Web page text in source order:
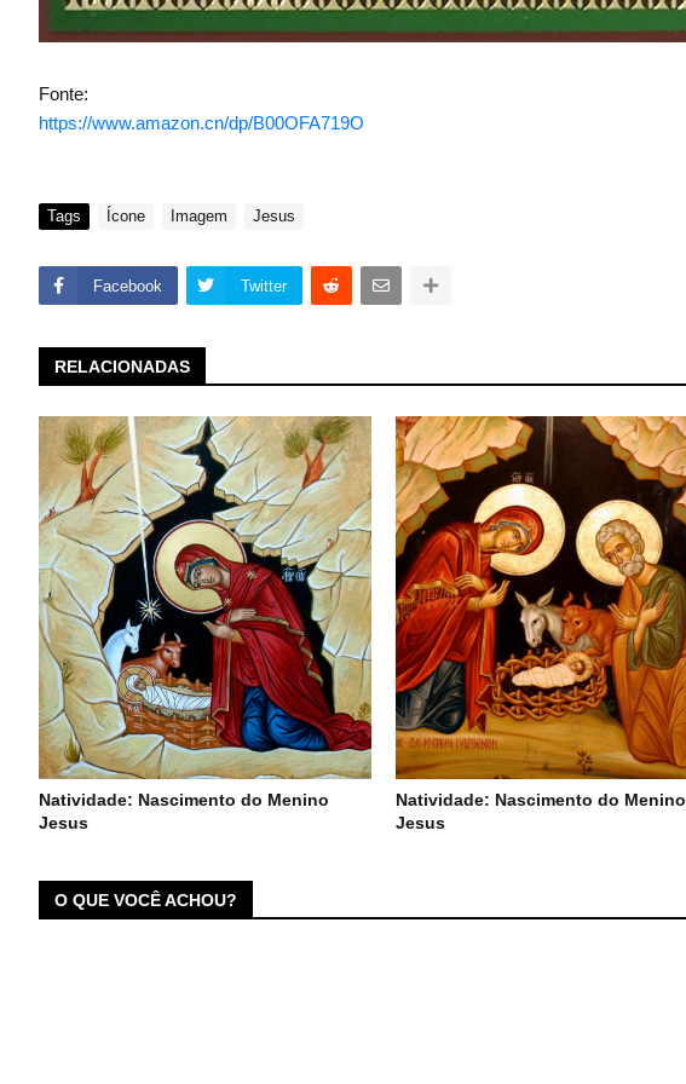
Fonte:
https://www.amazon.cn/dp/B00OFA719O
Tags Ícone Imagem Jesus
Facebook Twitter
RELACIONADAS
Natividade: Nascimento do Menino
Jesus
Natividade: Nascimento do Menino
Jesus
O QUE VOCÊ ACHOU?